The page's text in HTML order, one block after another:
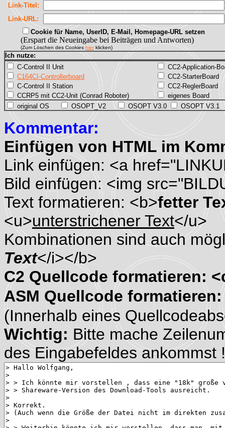
Link-Titel:
Link-URL:
Cookie für Name, UserID, E-Mail, Homepage-URL setzen
(Erspart die Neueingabe bei Beiträgen und Antworten)
(Zum Löschen des Cookies hierklicken)
Ich nutze:
C-Control II Unit
C164CI-Controllerboard
C-Control II Station
CCRP5 mit CC2-Unit (Conrad Roboter)
CC2-Application-
CC2-StarterBoard
CC2-ReglerBoard
eigenes Board
original OS
OSOPT_V2 OSOPT V3.0 OSOPT V3.1
Kommentar:
Einfügen von HTML im
Link einfügen: <a
Bild einfügen: <img
Text formatieren: <b>fetter
<u>unterstrichener Text</u>
Kombinationen sind auch
Text</i></b>
C2 Quellcode formatieren:
ASM Quellcode formatieren:
(Innerhalb eines
Wichtig: Bitte mache
des Eingabefeldes